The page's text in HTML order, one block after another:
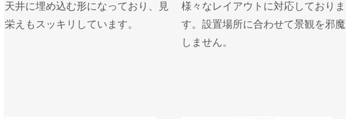
天井に埋め込む形になっており、見
栄えもスッキリしています。
様々なレイアウトに対応しておりま
す。設置場所に合わせて景観を邪魔
しません。